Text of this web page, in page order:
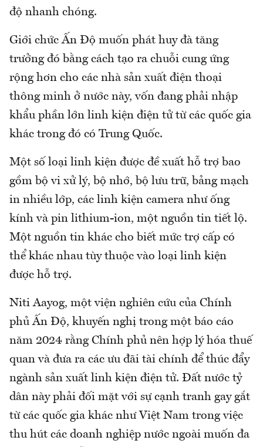
độ nhanh chóng.
Giới chức Ấn Độ muốn phát huy đà tăng
trưởng đó bằng cách tạo ra chuỗi cung ứng
rộng hơn cho các nhà sản xuất điện thoại
thông minh ở nước này, vốn đang phải nhập
khẩu phần lớn linh kiện điện tử từ các quốc gia
khác trong đó có Trung Quốc.
Một số loại linh kiện được đề xuất hỗ trợ bao
gồm bộ vi xử lý, bộ nhớ, bộ lưu trữ, bảng mạch
in nhiều lớp, các linh kiện camera như ống
kính và pin lithium-ion, một nguồn tin tiết lộ.
Một nguồn tin khác cho biết mức trợ cấp có
thể khác nhau tùy thuộc vào loại linh kiện
được hỗ trợ.
Niti Aayog, một viện nghiên cứu của Chính
phủ Ấn Độ, khuyến nghị trong một báo cáo
năm 2024 rằng Chính phủ nên hợp lý hóa thuế
quan và đưa ra các ưu đãi tài chính để thúc đẩy
ngành sản xuất linh kiện điện tử. Đất nước tỷ
dân này phải đối mặt với sự cạnh tranh gay gắt
từ các quốc gia khác như Việt Nam trong việc
thu hút các doanh nghiệp nước ngoài muốn đa